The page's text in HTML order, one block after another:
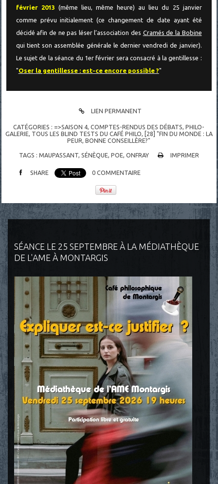
SÉANCE LE 25 SEPTEMBRE À LA MÉDIATHÈQUE
DE L'AME À MONTARGIS
février 2013 (même lieu, même heure) au lieu du 25 janvier
comme prévu initialement (ce changement de date ayant été
décidé afin de ne pas léser l’association des Cramés de la Bobine
qui tient son assemblée générale le dernier vendredi de janvier).
Le sujet de la séance du 1er février sera consacré à la gentillesse :
"Oser la gentillesse : est-ce encore possible ?"
LIEN PERMANENT
CATÉGORIES : =>SAISON 4 ,COMPTES-RENDUS DES DÉBATS ,PHILO-
GALERIE TOUS LES BLIND TESTS DU CAFÉ PHILO
[28] "FIN DU MONDE : LA
PEUR, BONNE CONSEILLÈRE?"
TAGS : MAUPASSANT, SÉNÈQUE, POE, ONFRAY IMPRIMER
SHARE 0 COMMENTAIRE